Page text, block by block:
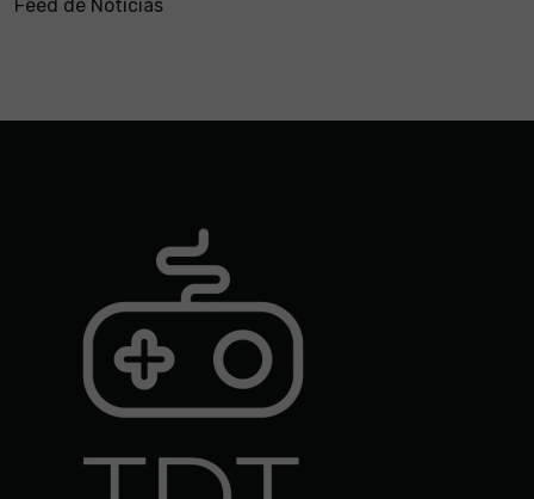
Feed de Noticias